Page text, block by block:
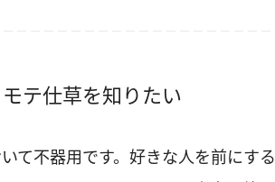
テ仕草を知りたい
て不器用です。好きな人を前にす